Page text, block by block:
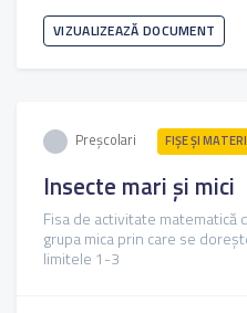
VIZUALIZEAZĂ DOCUMENT
Preșcolari FIŞE ŞI
Insecte mari și mici
Fisa de activitate
grupa mica prin care se
limitele 1-3